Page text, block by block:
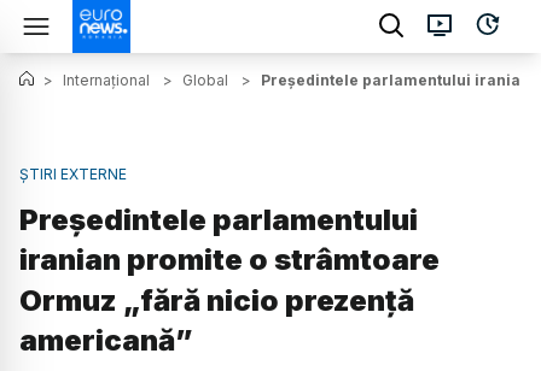
> Internațional > Global > Președintele parlamentului iranian
ȘTIRI EXTERNE
Președintele parlamentului
iranian promite o strâmtoare
Ormuz „fără nicio prezență
americană”